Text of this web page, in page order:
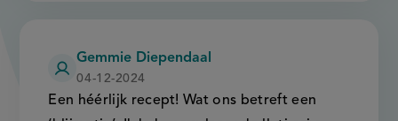
Een héérlijk recept! Wat ons betreft een
Gemmie Diependaal
04-12-2024